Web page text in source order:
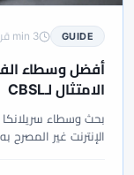
GUIDE 3 min قراءة
الامتثال لـCBSL
الإنترنت غير